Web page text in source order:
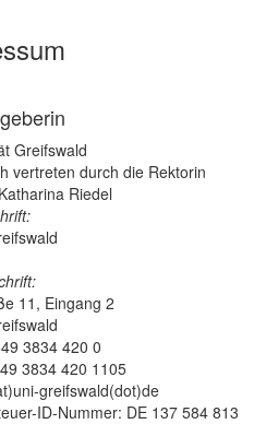
Greifswald
vertreten durch die Rektorin
Riedel
11, Eingang 2
3834 420 0
3834 420 1105
greifswald(dot)de
ID-Nummer: DE 137 584 813